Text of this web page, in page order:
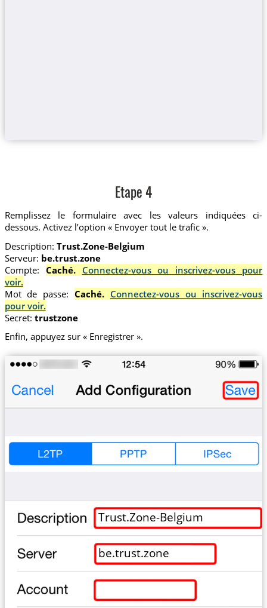
Etape 4
Remplissez le formulaire avec les valeurs indiquées ci-
dessous. Activez l’option « Envoyer tout le trafic ».
Description: Trust.Zone-Belgium
Serveur: be.trust.zone
Compte: Caché. Connectez-vous ou inscrivez-vous pour
voir.
Mot de passe: Caché. Connectez-vous ou inscrivez-vous
pour voir.
Secret: trustzone
Enfin, appuyez sur « Enregistrer ».
Trust.Zone-Belgium
be.trust.zone